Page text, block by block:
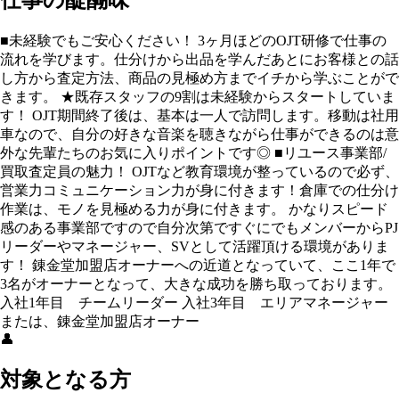
■未経験でもご安心ください！ 3ヶ月ほどのOJT研修で仕事の
流れを学びます。仕分けから出品を学んだあとにお客様との話
し方から査定方法、商品の見極め方までイチから学ぶことがで
きます。 ★既存スタッフの9割は未経験からスタートしていま
す！ OJT期間終了後は、基本は一人で訪問します。移動は社用
車なので、自分の好きな音楽を聴きながら仕事ができるのは意
外な先輩たちのお気に入りポイントです◎ ■リユース事業部/
買取査定員の魅力！ OJTなど教育環境が整っているので必ず、
営業力コミュニケーション力が身に付きます！倉庫での仕分け
作業は、モノを見極める力が身に付きます。 かなりスピード
感のある事業部ですので自分次第ですぐにでもメンバーからPJ
リーダーやマネージャー、SVとして活躍頂ける環境がありま
す！ 錬金堂加盟店オーナーへの近道となっていて、ここ1年で
3名がオーナーとなって、大きな成功を勝ち取っております。
入社1年目 チームリーダー 入社3年目 エリアマネージャー
または、錬金堂加盟店オーナー
👤
対象となる方